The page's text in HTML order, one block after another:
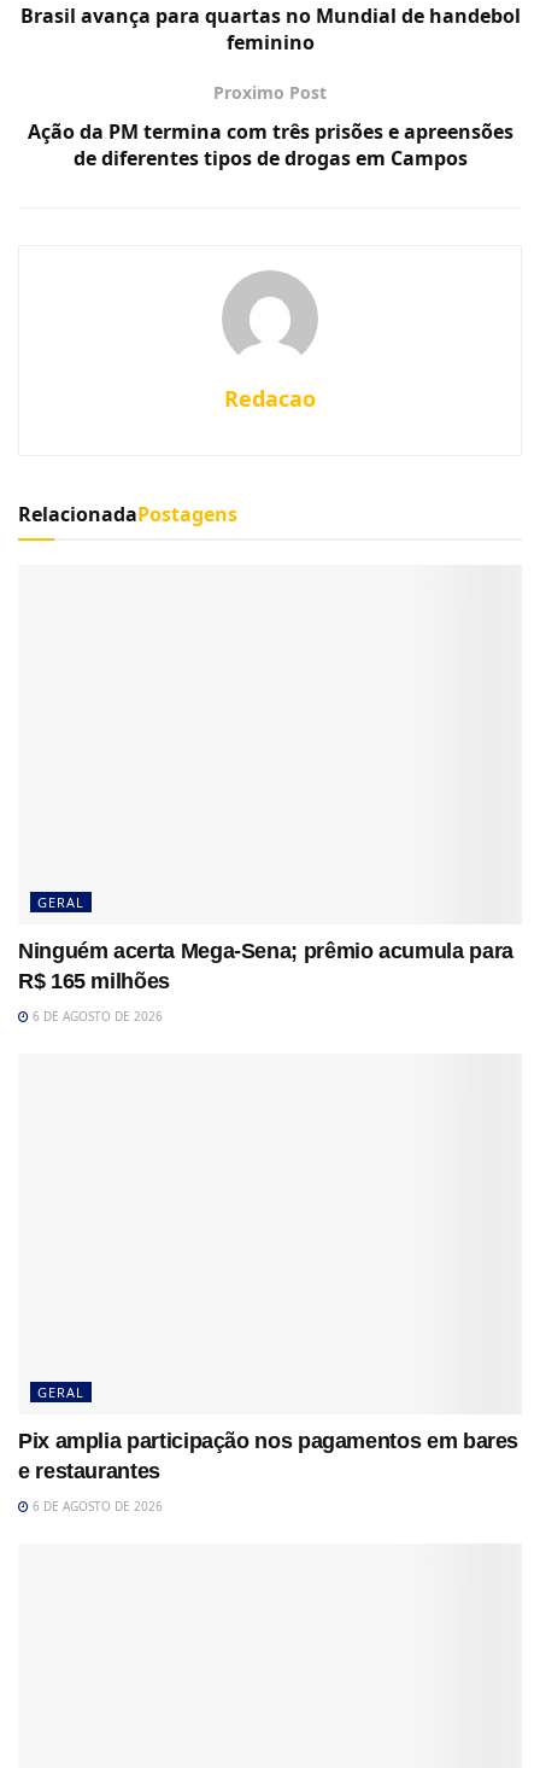
Brasil avança para quartas no Mundial de handebol
feminino
Proximo Post
Ação da PM termina com três prisões e apreensões
de diferentes tipos de drogas em Campos
Redacao
RelacionadaPostagens
GERAL
Ninguém acerta Mega-Sena; prêmio acumula para
R$ 165 milhões
6 DE AGOSTO DE 2026
GERAL
Pix amplia participação nos pagamentos em bares
e restaurantes
6 DE AGOSTO DE 2026